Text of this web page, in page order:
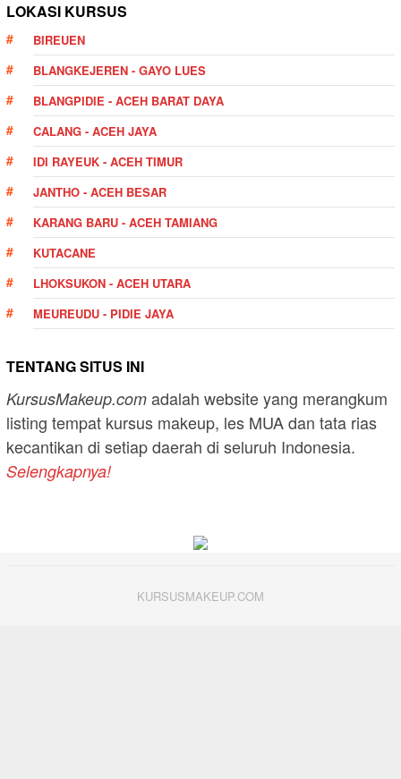
LOKASI KURSUS
BIREUEN
BLANGKEJEREN - GAYO LUES
BLANGPIDIE - ACEH BARAT DAYA
CALANG - ACEH JAYA
IDI RAYEUK - ACEH TIMUR
JANTHO - ACEH BESAR
KARANG BARU - ACEH TAMIANG
KUTACANE
LHOKSUKON - ACEH UTARA
MEUREUDU - PIDIE JAYA
TENTANG SITUS INI
KursusMakeup.com adalah website yang merangkum
listing tempat kursus makeup, les MUA dan tata rias
kecantikan di setiap daerah di seluruh Indonesia.
Selengkapnya!
KURSUSMAKEUP.COM